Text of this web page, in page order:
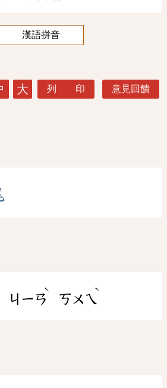
漢語拼音
大 列 印 意見回饋
ㄐㄧㄢ
ˋ
ㄎㄨㄟ
ˋ